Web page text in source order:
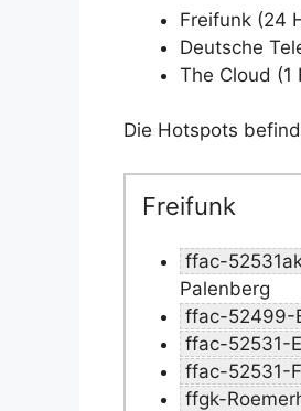
Freifunk (24
Deutsche
The Cloud (1
Die Hotspots
Freifunk
ffac-
Palenberg
ffac-52499-
ffac-52531-
ffac-52531-
ffgk-